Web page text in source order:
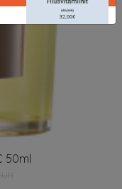
50ml